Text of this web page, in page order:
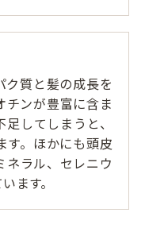
ク質と髪の成長を
チンが豊富に含ま
してしまうと、
す。ほかにも頭皮
ネラル、セレニウ
ます。